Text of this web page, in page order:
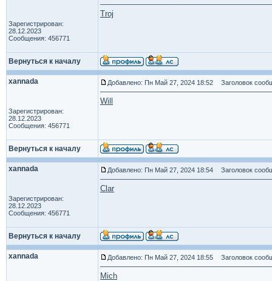
Зарегистрирован:
28.12.2023
Сообщения: 456771
Troj
Вернуться к началу
xannada
Зарегистрирован:
28.12.2023
Сообщения: 456771
Добавлено: Пн Май 27, 2024 18:52 Заголовок
Will
Вернуться к началу
xannada
Зарегистрирован:
28.12.2023
Сообщения: 456771
Добавлено: Пн Май 27, 2024 18:54 Заголовок
Clar
Вернуться к началу
xannada Добавлено: Пн Май 27, 2024 18:55 Заголовок
Mich